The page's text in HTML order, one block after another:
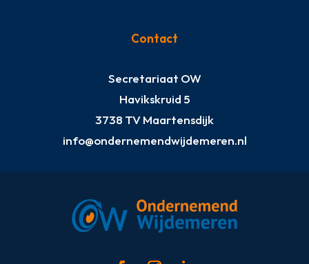
Contact
Secretariaat OW
Havikskruid 5
3738 TV Maartensdijk
info@ondernemendwijdemeren.nl